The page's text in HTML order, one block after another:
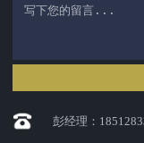
彭经理：